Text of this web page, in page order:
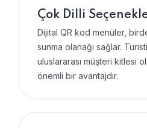
Çok Dilli
Dijital QR kod menüler,
sunma olanağı sağlar.
uluslararası müşteri kitlesi
önemli bir avantajdır.